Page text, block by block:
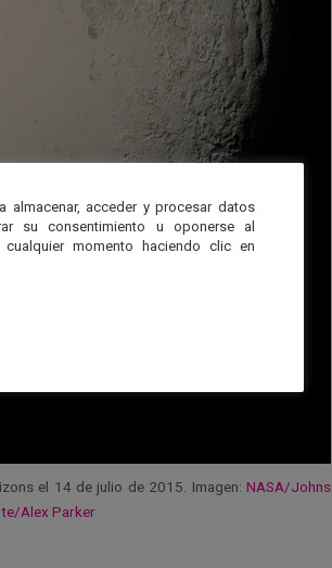
el 14 de julio de 2015. Imagen: NASA/Johns
Alex Parker
almacenar, acceder y procesar datos
su consentimiento u oponerse al
momento haciendo clic en